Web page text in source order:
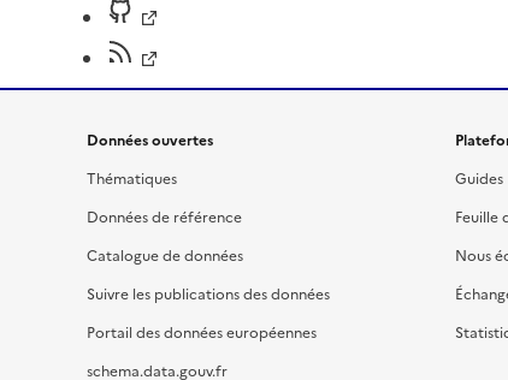
Données ouvertes
Thématiques
Données de référence
Catalogue de données
Suivre les publications des données
Portail des données européennes
schema.data.gouv.fr
Guides
Feuille
Nous